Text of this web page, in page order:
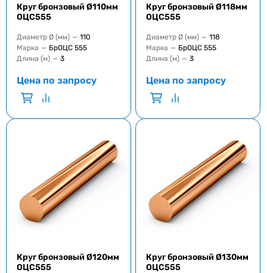
Круг бронзовый Ø110мм
ОЦС555
Диаметр Ø (мм) — 110
Марка — БрОЦС 555
Длина (м) — 3
Цена по запросу
Круг бронзовый Ø118мм
ОЦС555
Диаметр Ø (мм) — 118
Марка — БрОЦС 555
Длина (м) — 3
Цена по запросу
Круг бронзовый Ø120мм
ОЦС555
Круг бронзовый Ø130мм
ОЦС555